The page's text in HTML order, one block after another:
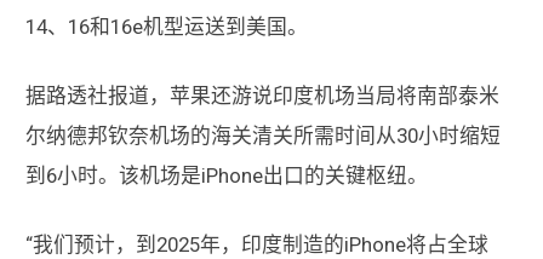
14、16和16e机型运送到美国。
据路透社报道，苹果还游说印度机场当局将南部泰米
尔纳德邦钦奈机场的海关清关所需时间从30小时缩短
到6小时。该机场是iPhone出口的关键枢纽。
“我们预计，到2025年，印度制造的iPhone将占全球